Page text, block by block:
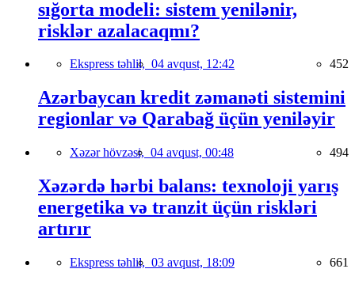
sığorta modeli: sistem yenilənir,
risklər azalacaqmı?
Ekspress təhlil, 04 avqust, 12:42 452
Azərbaycan kredit zəmanəti sistemini
regionlar və Qarabağ üçün yeniləyir
Xəzər hövzəsi, 04 avqust, 00:48 494
Xəzərdə hərbi balans: texnoloji yarış
energetika və tranzit üçün riskləri
artırır
Ekspress təhlil, 03 avqust, 18:09 661